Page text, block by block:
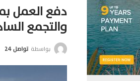
دفع العمل
والتجمع
بواسطة تواصل 24